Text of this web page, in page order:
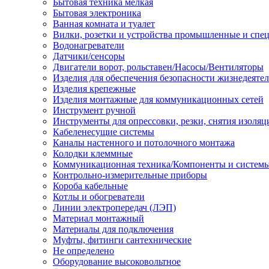
Бытовая техника мелкая
Бытовая электроника
Ванная комната и туалет
Вилки, розетки и устройства промышленные и
Водонагреватели
Датчики/сенсоры
Двигатели ворот, рольставен/Насосы/Вентиляторы
Изделия для обеспечения безопасности
Изделия крепежные
Изделия монтажные для коммуникационных сетей
Инструмент ручной
Инструменты для опрессовки, резки, снятия
Кабеленесущие системы
Каналы настенного и потолочного монтажа
Колодки клеммные
Коммуникационная техника/Компоненты и
Контрольно-измерительные приборы
Короба кабельные
Котлы и обогреватели
Линии электропередач (ЛЭП)
Материал монтажный
Материалы для подключения
Муфты, фитинги сантехнические
Не определено
Оборудование высоковольтное